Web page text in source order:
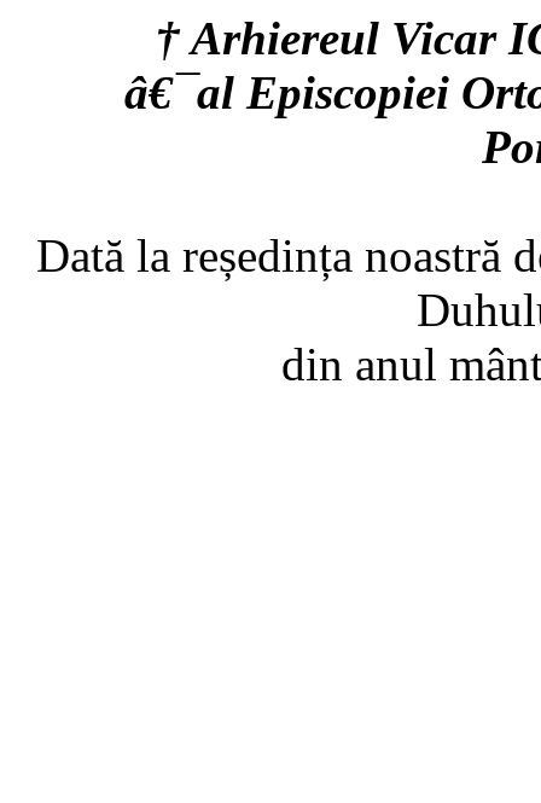
† Arhiereul Vicar
â€¯al Episcopiei
Dată la reședința noastră
din anul